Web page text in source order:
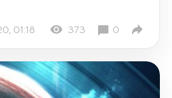
01:18 373 0